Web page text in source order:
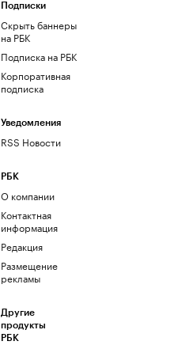
Подписки
Скрыть баннеры
на РБК
Подписка на РБК
Корпоративная
подписка
Уведомления
RSS Новости
РБК
О компании
Контактная
информация
Редакция
Размещение
рекламы
Другие
продукты
РБК